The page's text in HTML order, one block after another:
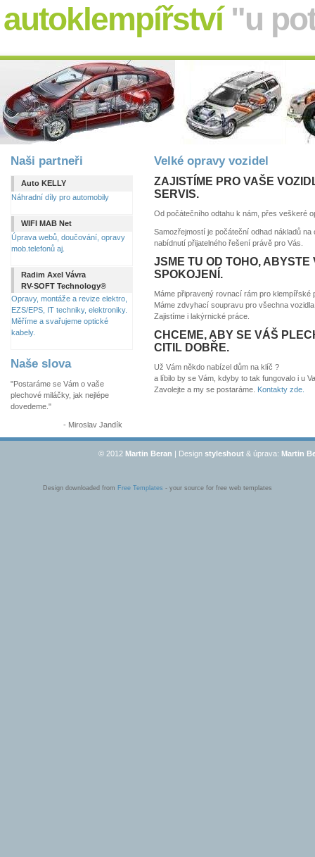
autoklempířství"u
Naši partneři
Auto KELLY
Náhradní díly pro automobily
WIFI MAB Net
Úprava webů, doučování, opravy
mob.telefonů aj.
Radim Axel Vávra
RV-SOFT Technology®
Opravy, montáže a revize elektro,
EZS/EPS, IT techniky, elektroniky.
Měříme a svařujeme optické
kabely.
Naše slova
"Postaráme se Vám o vaše
plechové miláčky, jak nejlépe
dovedeme."
- Miroslav Jandík
Velké opravy vozidel
ZAJISTÍME PRO VAŠE
SERVIS.
Od počátečního odtahu k nám, přes veškeré
Samozřejmostí je počáteční odhad nákladů
nabídnutí přijatelného řešení právě pro Vás.
JSME TU OD TOHO, ABYSTE
SPOKOJENÍ.
Máme připravený rovnací rám pro klempířské
Máme zdvyhací soupravu pro všechna vozidla
Zajistíme i lakýrnické práce.
CHCEME, ABY SE VÁŠ
CITIL DOBŘE.
Už Vám někdo nabízel dům na klíč ?
a líbilo by se Vám, kdyby to tak fungovalo i u
Zavolejte a my se postaráme. Kontakty zde.
© 2012 Martin Beran | Design styleshout & úprava: Martin
Design downloaded from Free Templates - your source for free web templates